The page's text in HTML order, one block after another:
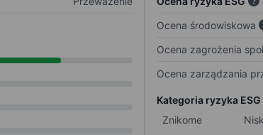
Ocena środowiskowa
Ocena zagrożenia
Ocena zarządzania
Kategoria ryzyka ESG
Znikome